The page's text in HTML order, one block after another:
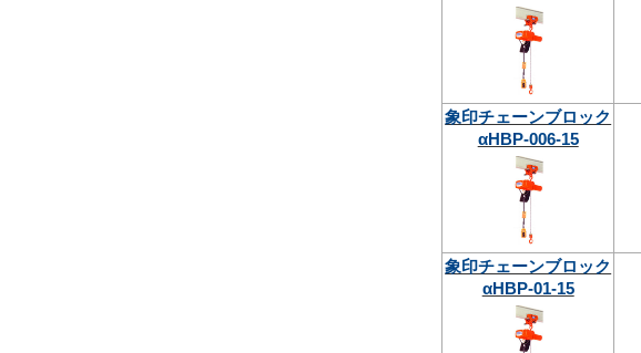
象印チェーンブロック
αHBP-006-15
象印チェーンブロック
αHBP-01-15